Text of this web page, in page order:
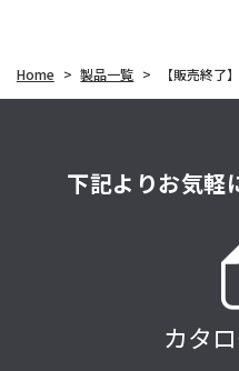
Home > 製品一覧 > 【販売終了
下記よりお気軽
カタ